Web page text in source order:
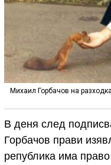
Михаил Горбачов на
В деня след
Горбачов прави
република има